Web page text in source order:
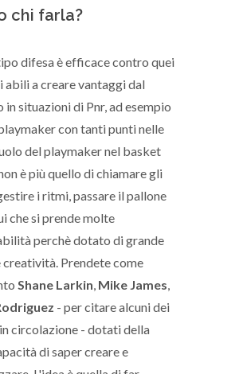
chi farla?
difesa è efficace contro quei
a creare vantaggi dal
in situazioni di Pnr, ad esempio
con tanti punti nelle
del playmaker nel basket
è più quello di chiamare gli
i ritmi, passare il pallone
che si prende molte
perchè dotato di grande
creatività. Prendete come
Shane Larkin, Mike James,
- per citare alcuni dei
circolazione - dotati della
di saper creare e